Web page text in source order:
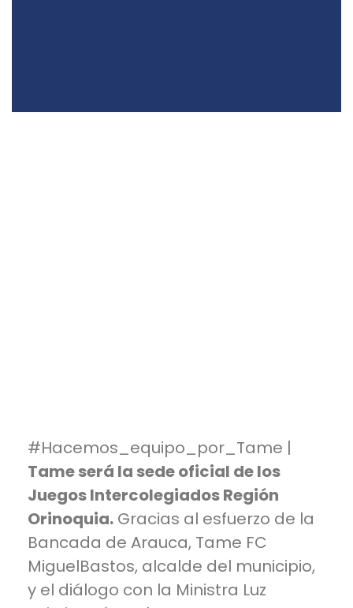
#Hacemos_equipo_por_Tame |
Tame será la sede oficial de los
Juegos Intercolegiados Región
Orinoquia. Gracias al esfuerzo de la
Bancada de Arauca, Tame FC
MiguelBastos, alcalde del municipio,
y el diálogo con la Ministra Luz